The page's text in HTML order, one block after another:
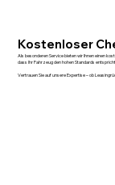
Kostenloser
Als besonderen Service bieten wir Ihnen einen
dass Ihr Fahrzeug den hohen Standards
Vertrauen Sie auf unsere Expertise – ob